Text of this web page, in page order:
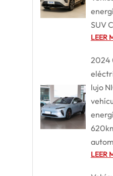
SUV
LEER
2024
lujo
LEER